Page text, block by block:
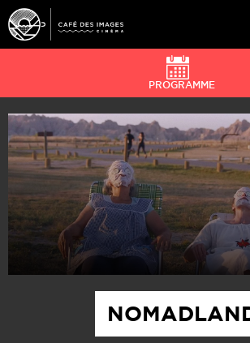
À L’AFFICHE
ÉVÉNEMENTS
CAFÉ DU CINÉ
PRATIQUE
ÉDUCATION AUX
PROGRAMME